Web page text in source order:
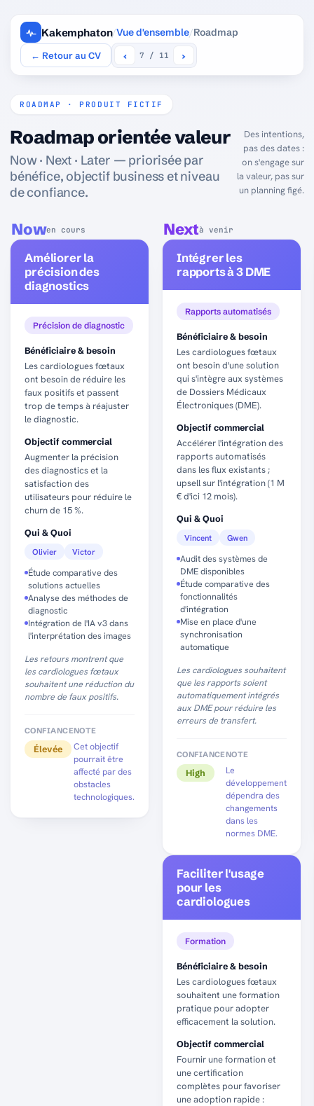
Kakemphaton/Vue d'ensemble/Roadmap
← Retour au CV ‹ 7 / 11 ›
ROADMAP · PRODUIT FICTIF
Roadmap orientée valeur
Now · Next · Later — priorisée par
bénéfice, objectif business et niveau
de confiance.
Des intentions,
pas des dates :
on s'engage sur
la valeur, pas sur
un planning figé.
Nowen cours
Améliorer la
précision des
diagnostics
Précision de diagnostic
Bénéficiaire & besoin
Les cardiologues fœtaux
ont besoin de réduire les
faux positifs et passent
trop de temps à réajuster
le diagnostic.
Objectif commercial
Augmenter la précision
des diagnostics et la
satisfaction des
utilisateurs pour réduire le
churn de 15 %.
Qui & Quoi
Olivier
Victor
Étude comparative des
solutions actuelles
Analyse des méthodes de
diagnostic
Intégration de l'IA v3 dans
l'interprétation des images
Les retours montrent que
les cardiologues fœtaux
souhaitent une réduction du
nombre de faux positifs.
CONFIANCE
Élevée
NOTE
Cet objectif
pourrait être
affecté par des
obstacles
technologiques.
Nextà venir
Intégrer les
rapports à 3 DME
Rapports automatisés
Bénéficiaire & besoin
Les cardiologues fœtaux
ont besoin d'une solution
qui s'intègre aux systèmes
de Dossiers Médicaux
Électroniques (DME).
Objectif commercial
Accélérer l'intégration des
rapports automatisés
dans les flux existants ;
upsell sur l'intégration (1 M
€ d'ici 12 mois).
Qui & Quoi
Vincent
Gwen
Audit des systèmes de
DME disponibles
Étude comparative des
fonctionnalités
d'intégration
Mise en place d'une
synchronisation
automatique
Les cardiologues souhaitent
que les rapports soient
automatiquement intégrés
aux DME pour réduire les
erreurs de transfert.
CONFIANCE
High
NOTE
Le
développement
dépendra des
changements
dans les
normes DME.
Faciliter l'usage
pour les
cardiologues
Formation
Bénéficiaire & besoin
Les cardiologues fœtaux
souhaitent une formation
pratique pour adopter
efficacement la solution.
Objectif commercial
Fournir une formation et
une certification
complètes pour favoriser
une adoption rapide :